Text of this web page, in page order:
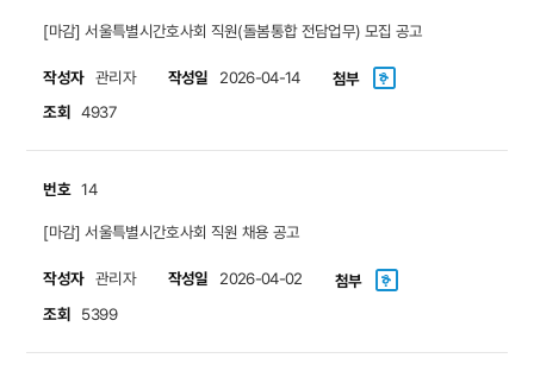
[마감] 서울특별시간호사회 직원(돌봄통합 전담업무) 모집 공고
작성자 관리자 작성일 2026-04-14
첨부
조회 4937
번호 14
[마감] 서울특별시간호사회 직원 채용 공고
작성자 관리자 작성일 2026-04-02
첨부
조회 5399